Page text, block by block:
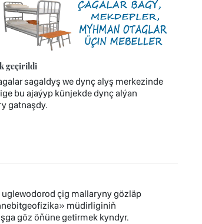
geçirildi
sagaldyş we dynç alyş merkezinde
bu ajaýyp künjekde dynç alýan
gatnaşdy.
çig mallaryny gözläp
müdirliginiň
göz öňüne getirmek kyndyr.